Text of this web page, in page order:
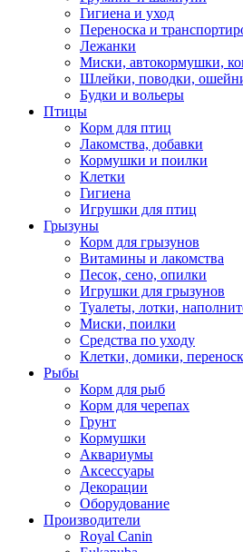
Гигиена и уход
Переноска и
Лежанки
Миски, автокормушки,
Шлейки, поводки,
Будки и вольеры
Птицы
Корм для птиц
Лакомства, добавки
Кормушки и поилки
Клетки
Гигиена
Игрушки для птиц
Грызуны
Корм для грызунов
Витамины и лакомства
Песок, сено, опилки
Игрушки для грызунов
Туалеты, лотки,
Миски, поилки
Средства по уходу
Клетки, домики,
Рыбы
Корм для рыб
Корм для черепах
Грунт
Кормушки
Аквариумы
Аксессуары
Декорации
Оборудование
Производители
Royal Canin